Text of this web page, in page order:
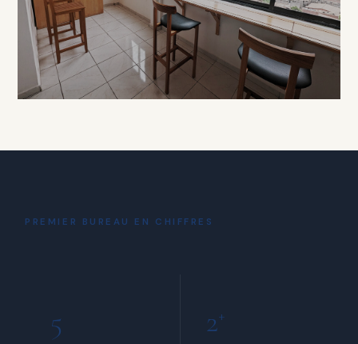
À PARTIR DE 15 000 FCFA / HEURE
Coin Café
INCLUS POUR TOUS LES MEMBRES
PREMIER BUREAU EN CHIFFRES
5 2+